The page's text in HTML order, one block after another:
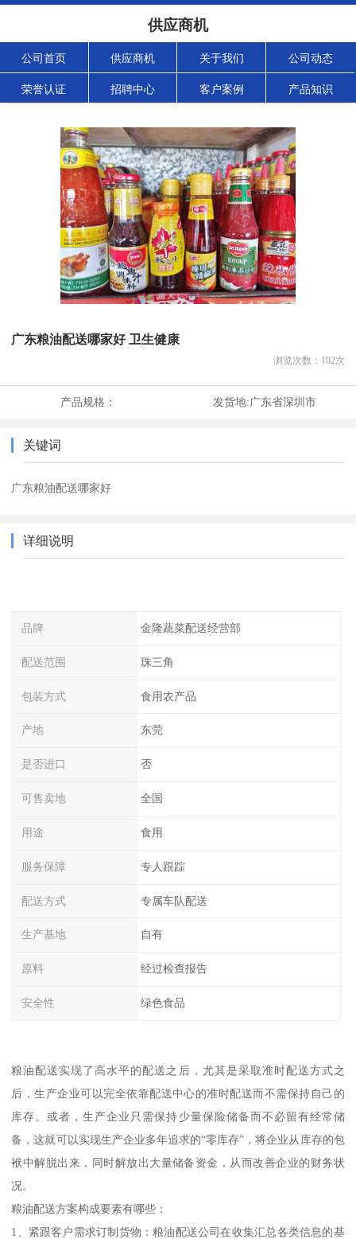
供应商机
公司首页 供应商机 关于我们 公司动态
荣誉认证 招聘中心 客户案例 产品知识
广东粮油配送哪家好 卫生健康
浏览次数： 102次
产品规格： 发货地:广东省深圳市
关键词
广东粮油配送哪家好
详细说明
品牌 金隆蔬菜配送经营部
配送范围 珠三角
包装方式 食用农产品
产地 东莞
是否进口 否
可售卖地 全国
用途 食用
服务保障 专人跟踪
配送方式 专属车队配送
生产基地 自有
原料 经过检查报告
安全性 绿色食品
粮油配送实现了高水平的配送之后，尤其是采取准时配送方式之
后，生产企业可以完全依靠配送中心的准时配送而不需保持自己的
库存。或者，生产企业只需保持少量保险储备而不必留有经常储
备，这就可以实现生产企业多年追求的“零库存”，将企业从库存的包
袱中解脱出来，同时解放出大量储备资金，从而改善企业的财务状
况。
粮油配送方案构成要素有哪些：
1、紧跟客户需求订制货物：粮油配送公司在收集汇总各类信息的基